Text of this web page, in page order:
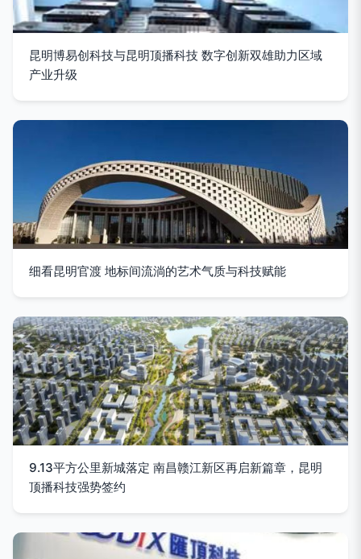
昆明博易创科技与昆明顶播科技 数字创新双雄助力区域
产业升级
细看昆明官渡 地标间流淌的艺术气质与科技赋能
9.13平方公里新城落定 南昌赣江新区再启新篇章，昆明
顶播科技强势签约